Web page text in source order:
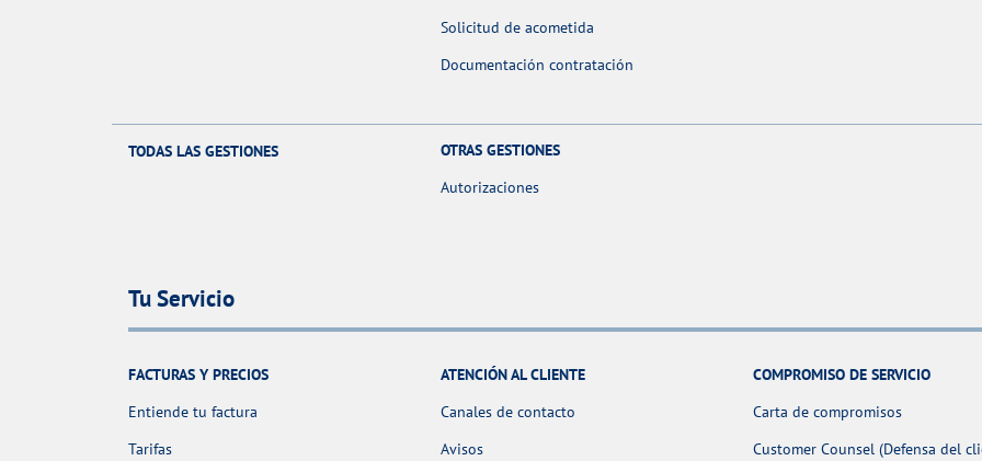
Solicitud de acometida
Documentación contratación
TODAS LAS GESTIONES
OTRAS GESTIONES
Autorizaciones
Tu Servicio
FACTURAS Y PRECIOS
Entiende tu factura
Tarifas
ATENCIÓN AL CLIENTE
Canales de contacto
Avisos
COMPROMISO DE SERVICIO
Carta de compromisos
Customer Counsel (Defensa del